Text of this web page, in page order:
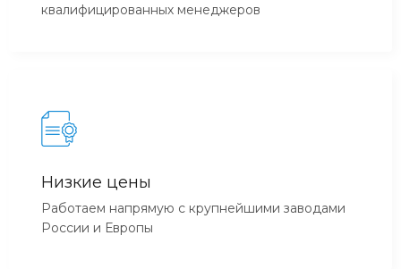
квалифицированных менеджеров
Низкие цены
Работаем напрямую с крупнейшими заводами
России и Европы